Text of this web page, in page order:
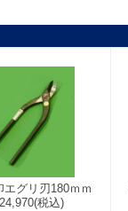
エグリ刃180ｍｍ
(税込)